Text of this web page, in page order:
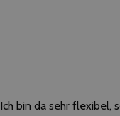
Ich bin da sehr flexibel,